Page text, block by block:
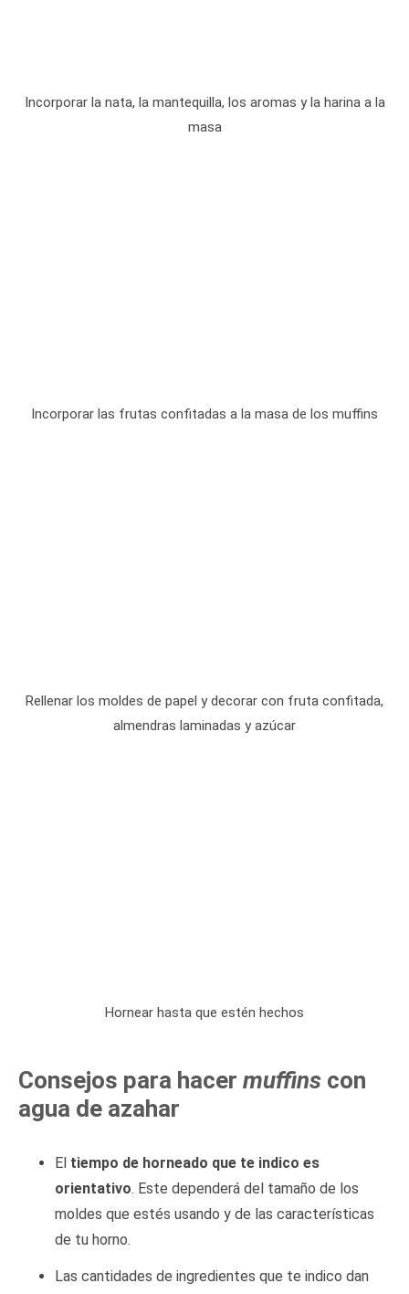
Incorporar la nata, la mantequilla, los aromas y la harina a la
masa
Incorporar las frutas confitadas a la masa de los muffins
Rellenar los moldes de papel y decorar con fruta confitada,
almendras laminadas y azúcar
Hornear hasta que estén hechos
Consejos para hacer muffins con
agua de azahar
El tiempo de horneado que te indico es
orientativo. Este dependerá del tamaño de los
moldes que estés usando y de las características
de tu horno.
Las cantidades de ingredientes que te indico dan